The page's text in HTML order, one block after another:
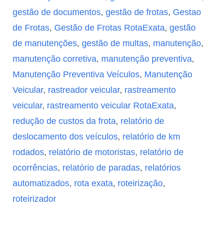
gestão de documentos, gestão de frotas, Gestao
de Frotas, Gestão de Frotas RotaExata, gestão
de manutenções, gestão de multas, manutenção,
manutenção corretiva, manutenção preventiva,
Manutenção Preventiva Veículos, Manutenção
Veicular, rastreador veicular, rastreamento
veicular, rastreamento veicular RotaExata,
redução de custos da frota, relatório de
deslocamento dos veículos, relatório de km
rodados, relatório de motoristas, relatório de
ocorrências, relatório de paradas, relatórios
automatizados, rota exata, roteirização,
roteirizador